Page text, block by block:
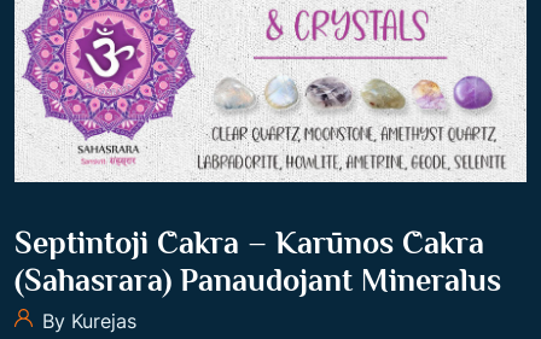
Septintoji Čakra – Karūnos Čakra
(Sahasrara) Panaudojant Mineralus
By Kurejas